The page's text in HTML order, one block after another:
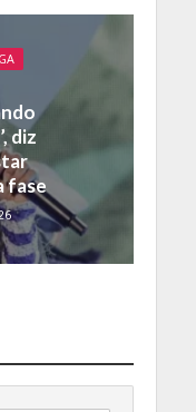
diz
fase